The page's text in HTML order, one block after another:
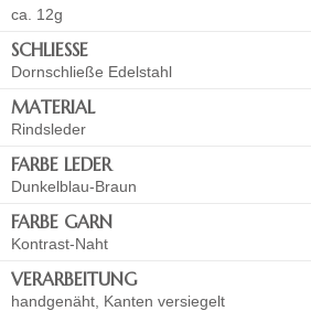
ca. 12g
SCHLIESSE
Dornschließe Edelstahl
MATERIAL
Rindsleder
FARBE LEDER
Dunkelblau-Braun
FARBE GARN
Kontrast-Naht
VERARBEITUNG
handgenäht, Kanten versiegelt